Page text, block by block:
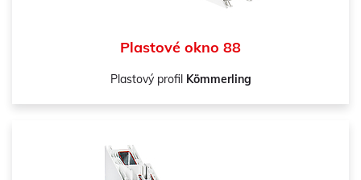
Plastové okno 88
Plastový profil Kömmerling